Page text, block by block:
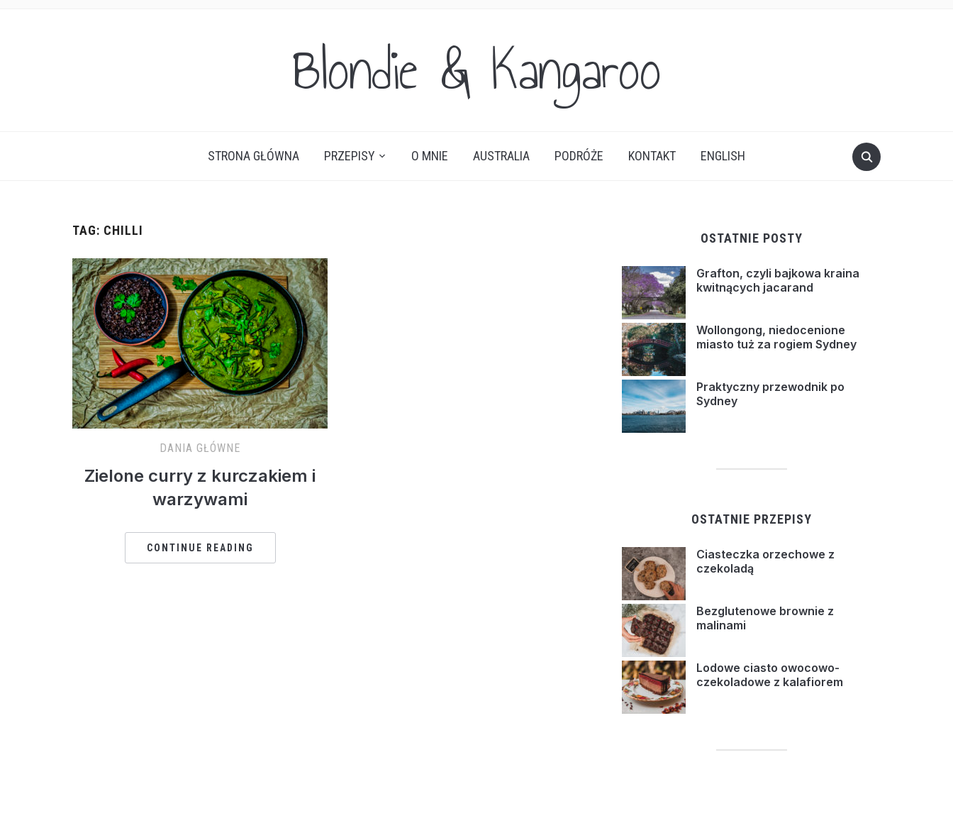
Blondie & Kangaroo
STRONA GŁÓWNA PRZEPISY O MNIE AUSTRALIA PODRÓŻE KONTAKT ENGLISH
TAG: CHILLI
DANIA GŁÓWNE
Zielone curry z kurczakiem i
warzywami
CONTINUE READING
OSTATNIE POSTY
Grafton, czyli bajkowa kraina
kwitnących jacarand
Wollongong, niedocenione
miasto tuż za rogiem Sydney
Praktyczny przewodnik po
Sydney
OSTATNIE PRZEPISY
Ciasteczka orzechowe z
czekoladą
Bezglutenowe brownie z
malinami
Lodowe ciasto owocowo-
czekoladowe z kalafiorem